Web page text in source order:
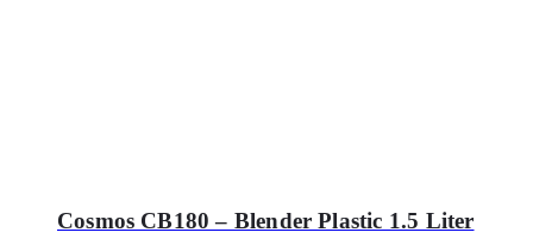
Cosmos CB180 – Blender Plastic 1.5 Liter